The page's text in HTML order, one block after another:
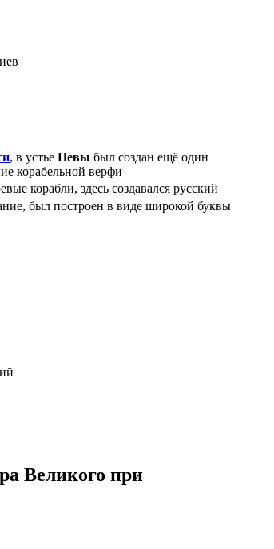
, в устье Невы был создан ещё один
корабельной верфи —
корабли, здесь создавался русский
был построен в виде широкой буквы
Великого при